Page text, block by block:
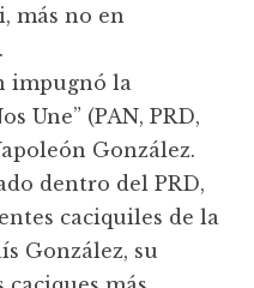
más no en
impugnó la
Une” (PAN, PRD,
González.
dentro del PRD,
caciquiles de la
González, su